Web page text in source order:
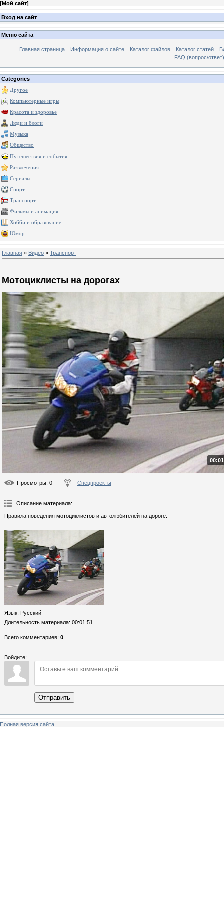
[Мой сайт]
Вход на сайт
Меню сайта
Главная страница Информация о сайте Каталог файлов Каталог статей
FAQ (вопрос/ответ)
Categories
Другое
Компьютерные игры
Красота и здоровье
Люди и блоги
Музыка
Общество
Путешествия и события
Развлечения
Сериалы
Спорт
Транспорт
Фильмы и анимация
Хобби и образование
Юмор
Главная » Видео » Транспорт
Мотоциклисты на дорогах
Просмотры: 0 Спецпроекты
Описание материала:
Правила поведения мотоциклистов и автолюбителей на дороге.
Язык: Русский
Длительность материала: 00:01:51
Всего комментариев: 0
Войдите:
Отправить
Полная версия сайта